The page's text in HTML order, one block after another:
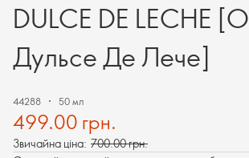
DULCE DE LECHE
Дульсе Де Лече]
44288 50 мл
499.00 грн.
Звичайна ціна: 700.00 грн.